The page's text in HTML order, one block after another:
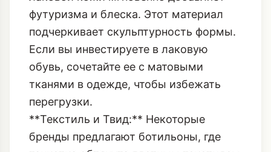
**Лаковая кожа (Patent Leather):**
Обувь на закрытой танкетке из
лаковой кожи мгновенно добавляет
футуризма и блеска. Этот материал
подчеркивает скульптурность формы.
Если вы инвестируете в
обувь, сочетайте ее с матовыми
тканями в одежде, чтобы избежать